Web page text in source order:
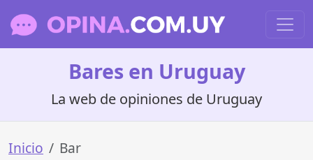
Bares en Uruguay
La web de opiniones de Uruguay
Inicio Bar